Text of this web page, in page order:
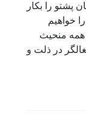
بکار
و